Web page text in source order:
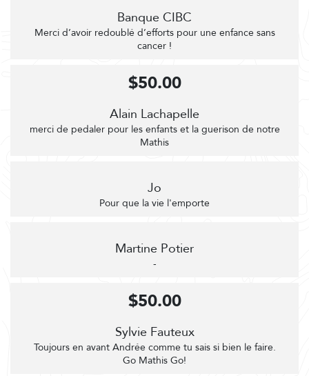
Banque CIBC
Merci d’avoir redoublé d’efforts pour une enfance sans
cancer !
Alain Lachapelle
merci de pedaler pour les enfants et la guerison de notre
Mathis
$50.00
Jo
Pour que la vie l'emporte
Martine Potier
-
Sylvie Fauteux
Toujours en avant Andrée comme tu sais si bien le faire.
Go Mathis Go!
$50.00